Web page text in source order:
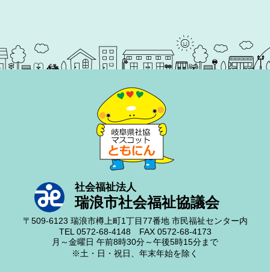
社会福祉法人
瑞浪市社会福祉協議会
〒509-6123 瑞浪市樽上町1丁目77番地 市民福祉センター内
TEL 0572-68-4148 FAX 0572-68-4173
月～金曜日 午前8時30分～午後5時15分まで
※土・日・祝日、年末年始を除く